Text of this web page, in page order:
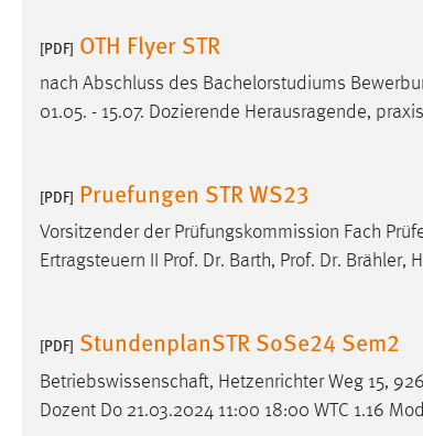
[PDF] OTH Flyer STR
nach Abschluss des Bachelorstudiums
01.05. - 15.07. Dozierende Herausragende,
[PDF] Pruefungen STR WS23
Vorsitzender der Prüfungskommission Fach
Ertragsteuern II Prof. Dr. Barth, Prof. Dr. Brähler,
[PDF] StundenplanSTR SoSe24 Sem2
Betriebswissenschaft, Hetzenrichter Weg 15,
Dozent Do 21.03.2024 11:00 18:00 WTC 1.16
verwendet, um personalisierte Werbung
Sie tun dies, indem sie Besucher über Websites
hinweg verfolgen.
Name: _gcl_au
Anbieter: Google Ireland Limited
Facebook Pixel